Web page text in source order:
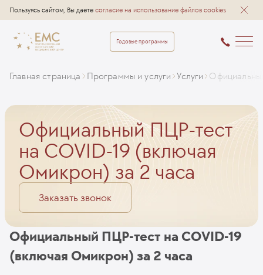
Пользуясь сайтом, Вы даете согласие на использование файлов cookies
Годовые программы
Главная страница Программы и услуги Услуги
Официальный ПЦР-тест
на COVID-19 (включая
Омикрон) за 2 часа
Заказать звонок
Официальный ПЦР-тест на COVID-19
(включая Омикрон) за 2 часа